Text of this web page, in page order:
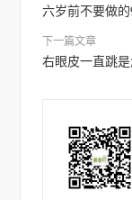
六岁前不要做
下一篇文章
右眼皮一直跳